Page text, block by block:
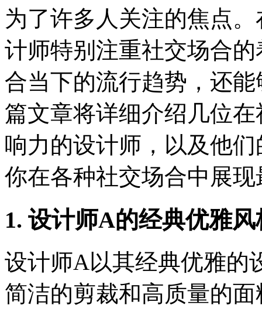
为了许多人关注的焦点
计师特别注重社交场合
合当下的流行趋势，还
篇文章将详细介绍几位
响力的设计师，以及他
你在各种社交场合中展
1. 设计师A的经典优雅风
设计师A以其经典优雅的
简洁的剪裁和高质量的